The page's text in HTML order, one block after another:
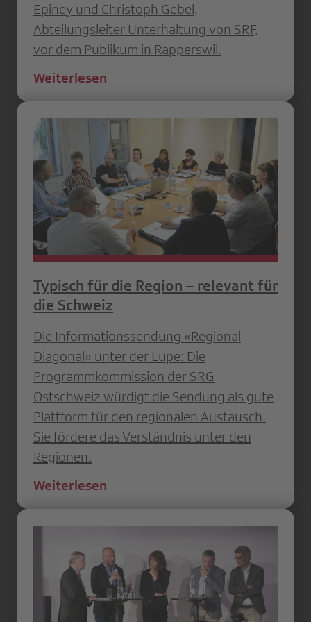
Epiney und Christoph Gebel,
Abteilungsleiter Unterhaltung von SRF,
vor dem Publikum in Rapperswil.
Weiterlesen
Typisch für die Region – relevant für
die Schweiz
Die Informationssendung «Regional
Diagonal» unter der Lupe: Die
Programmkommission der SRG
Ostschweiz würdigt die Sendung als gute
Plattform für den regionalen Austausch.
Sie fördere das Verständnis unter den
Regionen.
Weiterlesen